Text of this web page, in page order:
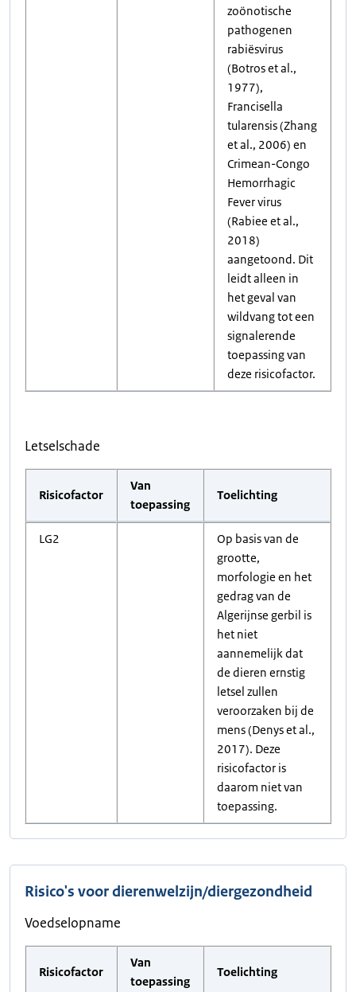
zoönotische
pathogenen
rabiësvirus
(Botros et al.,
1977),
Francisella
tularensis (Zhang
et al., 2006) en
Crimean-Congo
Hemorrhagic
Fever virus
(Rabiee et al.,
2018)
aangetoond. Dit
leidt alleen in
het geval van
wildvang tot een
signalerende
toepassing van
deze risicofactor.
Letselschade
Risicofactor
Van
toepassing
Toelichting
LG2
Op basis van de
grootte,
morfologie en het
gedrag van de
Algerijnse gerbil is
het niet
aannemelijk dat
de dieren ernstig
letsel zullen
veroorzaken bij de
mens (Denys et al.,
2017). Deze
risicofactor is
daarom niet van
toepassing.
Risico's voor dierenwelzijn/diergezondheid
Voedselopname
Risicofactor
Van
toepassing
Toelichting